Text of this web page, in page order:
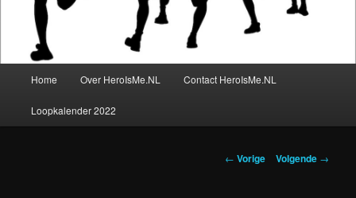
Home Over HeroIsMe.NL Contact HeroIsMe.NL
Loopkalender 2022
Berichtnavigatie
← Vorige Volgende →